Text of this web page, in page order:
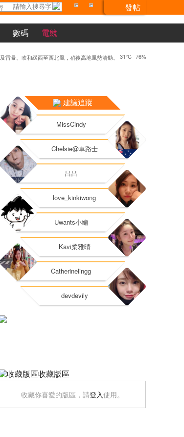
發帖
數碼 電競
31°C 76%
646
真
79
港社
唔夠
收藏版區
收藏你喜愛的版區，請登入使用。